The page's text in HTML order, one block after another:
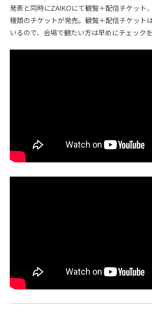
発表と同時にZAIKOにて観覧＋配信チケット
種類のチケットが発売。観覧＋配信チケット
いるので、会場で観たい方は早めにチェックを